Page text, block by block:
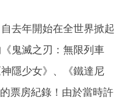
去年開始在全世界掀起
鬼滅之刃：無限列車
隱少女》、《鐵達尼
票房紀錄！由於當時許